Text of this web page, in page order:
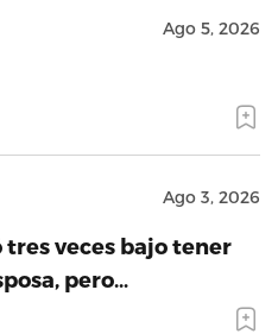
Ago 5, 2026
Ago 3, 2026
tres veces bajo tener
pero…